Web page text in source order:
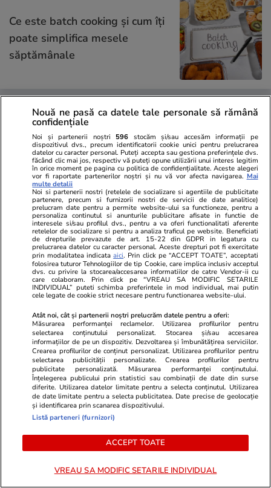
Ce este batch cooking și cum îți
poate simplifica mesele
săptămânale
Lifestyle 20 iul.
Ce este agar-agar și cum se
utilizează
Știri România 17:26
ACCEPT acuză că o femeie
trans din Franța a fost bătută
într-o secţie de poliţie din
Parchetul Militar. Replica
Poliției
Știri România 17:25
Un mire a fost bătut la propria
nuntă la Lungulețu și a mers la
nou de interlopii chemați de
Nouă ne pasă ca datele tale personale să rămână
confidențiale
Noi și partenerii noștri 596 stocăm și/sau accesăm informații pe
dispozitivul dvs., precum identificatorii cookie unici pentru prelucrarea
datelor cu caracter personal. Puteți accepta sau gestiona preferințele dvs.
făcând clic mai jos, respectiv vă puteți opune utilizării unui interes legitim
în orice moment pe pagina cu politica de confidențialitate. Aceste alegeri
vor fi raportate partenerilor noștri și nu vă vor afecta navigarea. Mai
multe detalii
Noi si partenerii nostri (retelele de socializare si agentiile de publicitate
partenere, precum si furnizorii nostri de servicii de date analitice)
prelucram date pentru a permite website-ului sa functioneze, pentru a
personaliza continutul si anunturile publicitare afisate in functie de
interesele si/sau profilul dvs., pentru a va oferi functionalitati aferente
retelelor de socializare si pentru a analiza traficul pe website. Beneficiati
de drepturile prevazute de art. 15-22 din GDPR in legatura cu
prelucrarea datelor cu caracter personal. Aceste drepturi pot fi exercitate
prin modalitatea indicataaici. Prin click pe “ACCEPT TOATE”, acceptati
folosirea tuturor Tehnologiilor de tip Cookie, care implica inclusiv acceptul
dvs. cu privire la stocarea/accesarea informatiilor de catre Vendor-ii cu
care colaboram. Prin click pe “VREAU SA MODIFIC SETARILE
INDIVIDUAL” puteti schimba preferintele in mod individual, mai putin
cele legate de cookie strict necesare pentru functionarea website-ului.
Atât noi, cât și partenerii noștri prelucrăm datele pentru a oferi:
Măsurarea performanței reclamelor. Utilizarea profilurilor pentru
selectarea conținutului personalizat. Stocarea și/sau accesarea
informațiilor de pe un dispozitiv. Dezvoltarea și îmbunătățirea serviciilor.
Crearea profilurilor de conținut personalizat. Utilizarea profilurilor pentru
selectarea publicității personalizate. Crearea profilurilor pentru
publicitate personalizată. Măsurarea performanței conținutului.
Înțelegerea publicului prin statistici sau combinații de date din surse
diferite. Utilizarea datelor limitate pentru a selecta conținutul. Utilizarea
de date limitate pentru a selecta publicitatea. Date precise de geolocație
și identificarea prin scanarea dispozitivului.
Listă parteneri (furnizori)
ACCEPT TOATE
VREAU SA MODIFIC SETARILE INDIVIDUAL